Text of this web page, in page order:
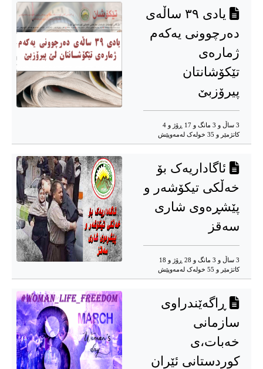
یادی ٣٩ ساڵه‌‌ی
ده‌رچوونی یه‌که‌م
ژماره‌ی
تێکۆشانتان
پیرۆزبێ
3 ساڵ و 3 مانگ و 17 ڕۆژ و 4
کاتژمێر و 35 خوله‌ک له‌مه‌وپێش‌
ئاگاداریەک بۆ
خەڵکی تیکۆشەر و
پێشڕەوی شاری
سەقز
3 ساڵ و 3 مانگ و 28 ڕۆژ و 18
کاتژمێر و 55 خوله‌ک له‌مه‌وپێش‌
ڕاگەێندراوی
سازمانی
خەبات،ی
کوردستانی ئێران